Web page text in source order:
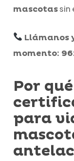
mascotassin
Llámanos
momento:
Por
para